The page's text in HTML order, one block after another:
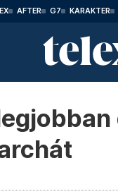
AFTER G7 KARAKTER